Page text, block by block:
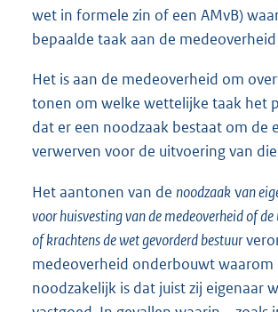
wet in formele zin of een AMvB)
bepaalde taak aan de
Het is aan de medeoverheid om
tonen om welke wettelijke taak het
dat er een noodzaak bestaat om de
verwerven voor de uitvoering van
Het aantonen van de noodzaakvan
voor huisvesting van de medeoverheid of
of krachtens de wet gevorderd bestuur
medeoverheid onderbouwt waarom
noodzakelijk is dat juist zij eigenaar